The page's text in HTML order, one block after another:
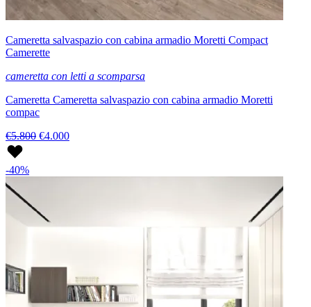
Cameretta salvaspazio con cabina armadio Moretti Compact
Camerette
cameretta con letti a scomparsa
Cameretta Cameretta salvaspazio con cabina armadio Moretti
compac
€5.800 €4.000
-40%